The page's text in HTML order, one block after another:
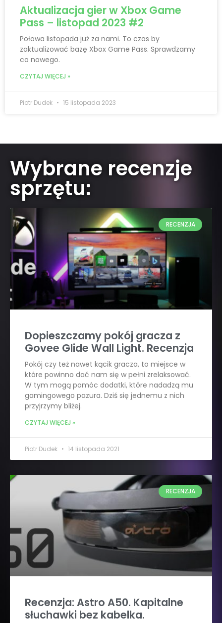
Aktualizacja gier w Xbox Game
Pass – listopad 2023 #2
Połowa listopada już za nami. To czas by
zaktualizować bazę Xbox Game Pass. Sprawdzamy
co nowego.
CZYTAJ WIĘCEJ »
Piotr Dudek 15 listopada 2023
Wybrane recenzje
sprzętu:
RECENZJA
Dopieszczamy pokój gracza z
Govee Glide Wall Light. Recenzja
Pokój czy też nawet kącik gracza, to miejsce w
które powinno dać nam się w pełni zrelaksować.
W tym mogą pomóc dodatki, które nadadzą mu
gamingowego pazura. Dziś się jednemu z nich
przyjrzymy bliżej.
CZYTAJ WIĘCEJ »
Piotr Dudek 14 listopada 2021
RECENZJA
Recenzja: Astro A50. Kapitalne
słuchawki bez kabelka.